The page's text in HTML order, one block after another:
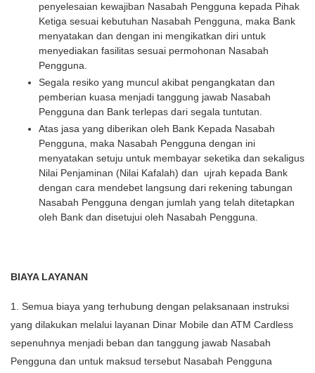
penyelesaian kewajiban Nasabah Pengguna kepada Pihak
Ketiga sesuai kebutuhan Nasabah Pengguna, maka Bank
menyatakan dan dengan ini mengikatkan diri untuk
menyediakan fasilitas sesuai permohonan Nasabah
Pengguna.
Segala resiko yang muncul akibat pengangkatan dan
pemberian kuasa menjadi tanggung jawab Nasabah
Pengguna dan Bank terlepas dari segala tuntutan.
Atas jasa yang diberikan oleh Bank Kepada Nasabah
Pengguna, maka Nasabah Pengguna dengan ini
menyatakan setuju untuk membayar seketika dan sekaligus
Nilai Penjaminan (Nilai Kafalah) dan ujrah kepada Bank
dengan cara mendebet langsung dari rekening tabungan
Nasabah Pengguna dengan jumlah yang telah ditetapkan
oleh Bank dan disetujui oleh Nasabah Pengguna.
BIAYA LAYANAN
1. Semua biaya yang terhubung dengan pelaksanaan instruksi
yang dilakukan melalui layanan Dinar Mobile dan ATM Cardless
sepenuhnya menjadi beban dan tanggung jawab Nasabah
Pengguna dan untuk maksud tersebut Nasabah Pengguna